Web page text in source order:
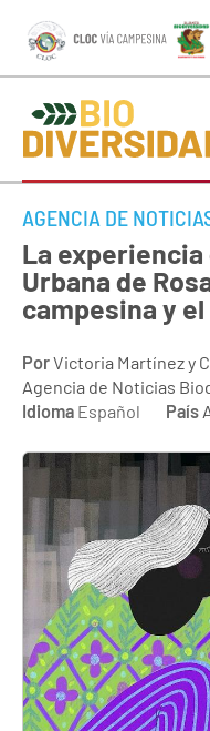
AGENCIA DE
La
Urbana de
campesina y
PorVictoria Martínez y
Agencia de Noticias
Idioma Español País